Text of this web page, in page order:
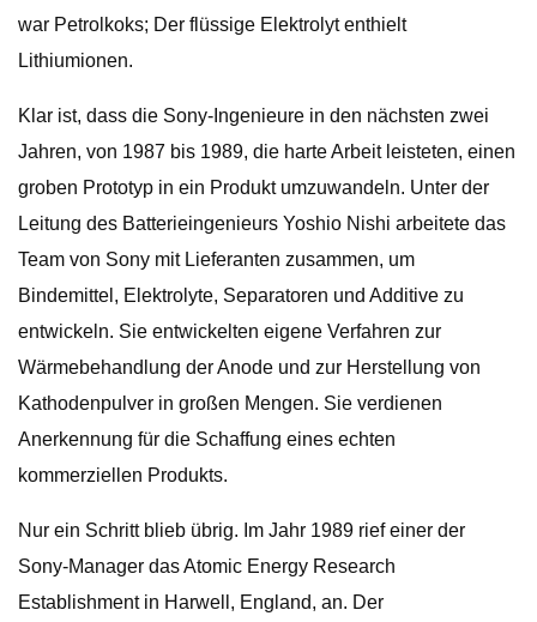
war Petrolkoks; Der flüssige Elektrolyt enthielt
Lithiumionen.
Klar ist, dass die Sony-Ingenieure in den nächsten zwei
Jahren, von 1987 bis 1989, die harte Arbeit leisteten, einen
groben Prototyp in ein Produkt umzuwandeln. Unter der
Leitung des Batterieingenieurs Yoshio Nishi arbeitete das
Team von Sony mit Lieferanten zusammen, um
Bindemittel, Elektrolyte, Separatoren und Additive zu
entwickeln. Sie entwickelten eigene Verfahren zur
Wärmebehandlung der Anode und zur Herstellung von
Kathodenpulver in großen Mengen. Sie verdienen
Anerkennung für die Schaffung eines echten
kommerziellen Produkts.
Nur ein Schritt blieb übrig. Im Jahr 1989 rief einer der
Sony-Manager das Atomic Energy Research
Establishment in Harwell, England, an. Der